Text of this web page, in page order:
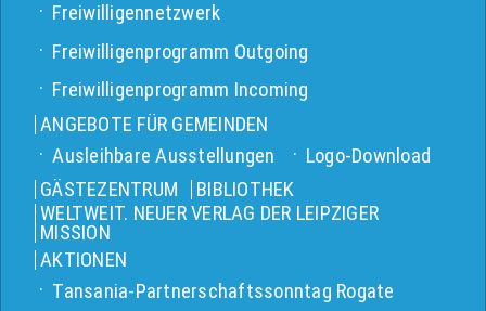
Freiwilligennetzwerk
Freiwilligenprogramm Outgoing
Freiwilligenprogramm Incoming
ANGEBOTE FÜR GEMEINDEN
Ausleihbare Ausstellungen
Logo-Download
GÄSTEZENTRUM
BIBLIOTHEK
WELTWEIT. NEUER VERLAG DER LEIPZIGER
MISSION
AKTIONEN
Tansania-Partnerschaftssonntag Rogate